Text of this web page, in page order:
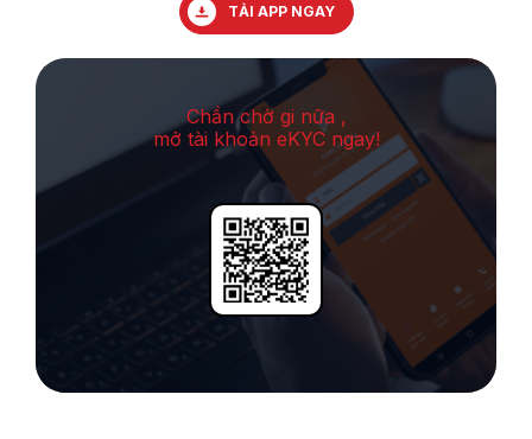
TẢI APP NGAY
Chần chờ gi nữa ,
mở tài khoản eKYC ngay!